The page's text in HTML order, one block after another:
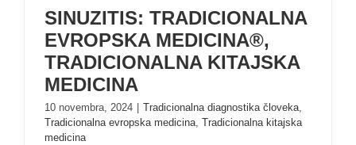
MEDICINA®, TRADICIONALNA KITAJSKA
MEDICINA
SINUZITIS: TRADICIONALNA
EVROPSKA MEDICINA®,
TRADICIONALNA KITAJSKA
MEDICINA
10 novembra, 2024 Tradicionalna diagnostika človeka,
Tradicionalna evropska medicina, Tradicionalna kitajska
medicina